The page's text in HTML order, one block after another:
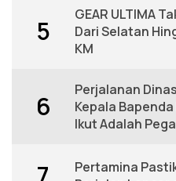
5
GEAR ULTIMA
Dari Selatan
KM
6
Perjalanan
Kepala
Ikut Adalah
Pertamina